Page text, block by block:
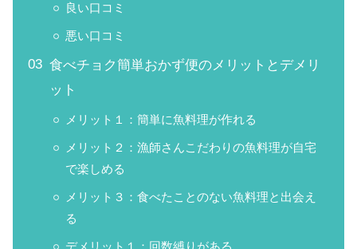
良い口コミ
悪い口コミ
食べチョク簡単おかず便のメリットとデメリ
ット
メリット１：簡単に魚料理が作れる
メリット２：漁師さんこだわりの魚料理が自宅
で楽しめる
メリット３：食べたことのない魚料理と出会え
る